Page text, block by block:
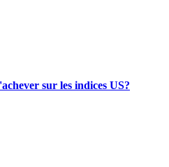
sur les indices US?